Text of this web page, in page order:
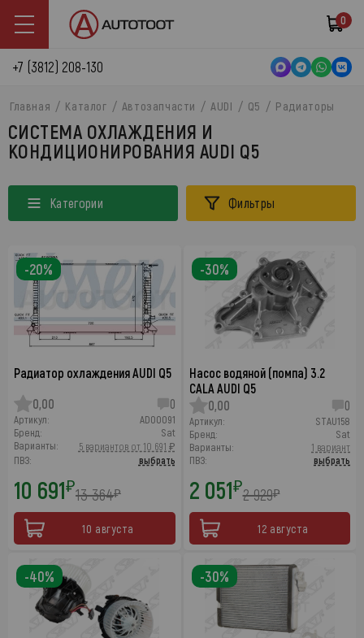
0
+7 (3812) 208-130
Главная Каталог Автозапчасти AUDI Q5 Радиаторы
СИСТЕМА ОХЛАЖДЕНИЯ И
КОНДИЦИОНИРОВАНИЯ AUDI Q5
Категории Фильтры
Радиатор охлаждения AUDI Q5
0,00
0
Артикул:
AD00091
Бренд:
Sat
Варианты:
5 вариантов от 10 691 ₽
ПВЗ:
выбрать
10 691₽13 364₽
10 августа
-20%
Насос водяной (помпа) 3.2
CALA AUDI Q5
0,00
0
Артикул:
STAU158
Бренд:
Sat
Варианты:
1 вариант
ПВЗ:
выбрать
2 051₽2 929₽
12 августа
-30%
-40% -30%